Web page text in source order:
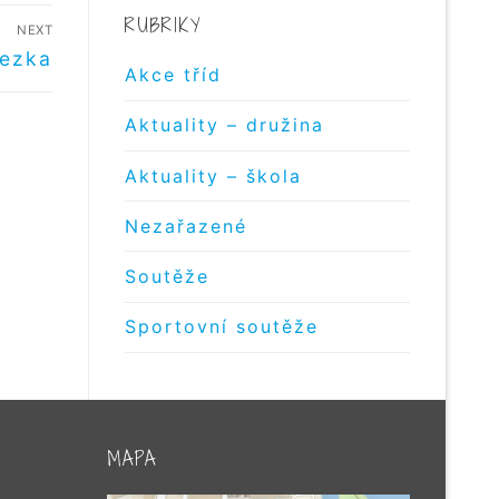
NEXT RUBRIKY
Akce tříd
Aktuality – družina
Aktuality – škola
Nezařazené
Soutěže
Sportovní soutěže
MAPA